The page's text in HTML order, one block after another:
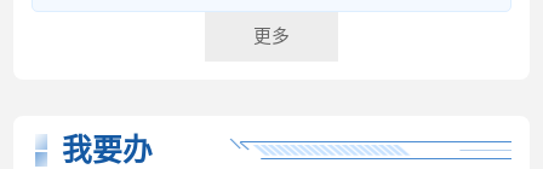
更多
我要办